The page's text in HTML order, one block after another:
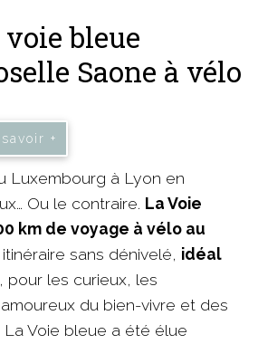
voie bleue
Saone à vélo
+
Luxembourg à Lyon en
Ou le contraire. La Voie
km de voyage à vélo au
itinéraire sans dénivelé, idéal
, pour les curieux, les
du bien-vivre et des
Voie bleue a été élue